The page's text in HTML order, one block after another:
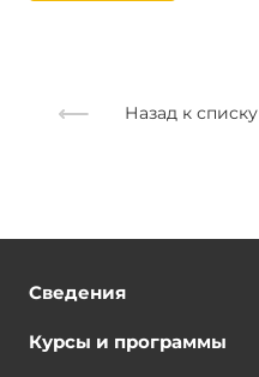
Назад к списку
Сведения
Курсы и программы